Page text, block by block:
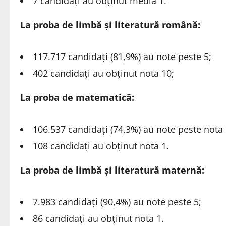
La proba de limbă şi literatură română:
117.717 candidaţi (81,9%) au note peste 5;
402 candidaţi au obţinut nota 10;
La proba de matematică:
106.537 candidaţi (74,3%) au note peste nota
108 candidaţi au obţinut nota 1.
La proba de limbă şi literatură maternă:
7.983 candidaţi (90,4%) au note peste 5;
86 candidaţi au obţinut nota 1.